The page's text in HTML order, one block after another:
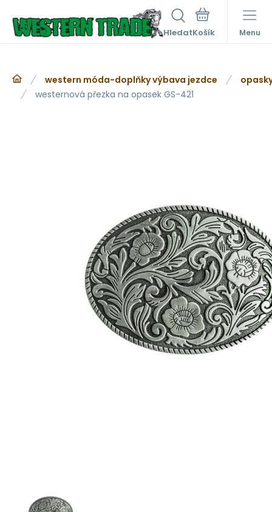
Hledat Menu
western móda-doplňky výbava jezdce
westernová přezka na opasek GS-421